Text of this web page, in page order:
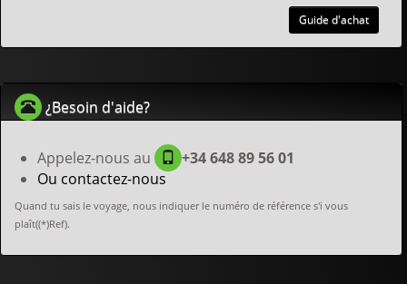
Guide d'achat
¿Besoin d'aide?
Appelez-nous au
+34 648 89 56 01
Ou contactez-nous
Quand tu sais le voyage, nous indiquer le numéro de référence s'i vous
plaît((*)Ref).